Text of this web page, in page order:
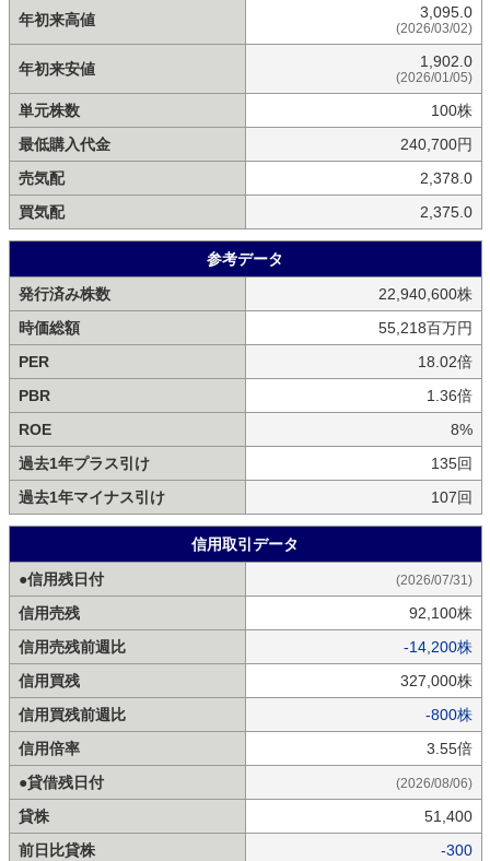
年初来高値 3,095.0
(2026/03/02)
年初来安値 1,902.0
(2026/01/05)
単元株数
100株
最低購入代金
240,700円
売気配
2,378.0
買気配
2,375.0
参考データ
発行済み株数
22,940,600株
時価総額
55,218百万円
PER
18.02倍
PBR
1.36倍
ROE
8%
過去1年プラス引け
135回
過去1年マイナス引け
107回
信用取引データ
●信用残日付
(2026/07/31)
信用売残
92,100株
信用売残前週比
-14,200株
信用買残
327,000株
信用買残前週比
-800株
信用倍率
3.55倍
●貸借残日付
(2026/08/06)
貸株
51,400
前日比貸株
-300